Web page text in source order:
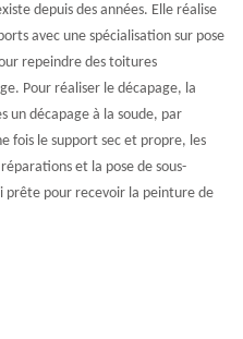
depuis des années. Elle réalise
avec une spécialisation sur pose
repeindre des toitures
Pour réaliser le décapage, la
un décapage à la soude, par
fois le support sec et propre, les
et la pose de sous-
prête pour recevoir la peinture de